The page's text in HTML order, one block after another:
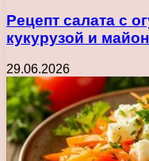
Рецепт салата с
кукурузой и
29.06.2026